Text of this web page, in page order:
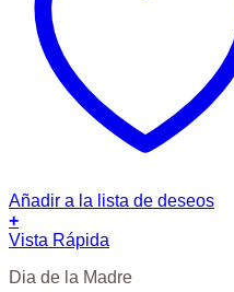
Añadir a la lista de deseos
+
Vista Rápida
Dia de la Madre